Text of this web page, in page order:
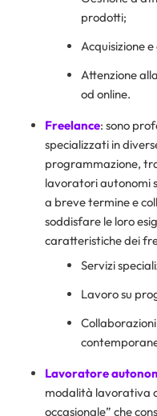
prodotti;
Acquisizione
Attenzione
od online.
Freelance: sono
specializzati in
programmazione,
lavoratori autonomi
a breve termine e
soddisfare le loro
caratteristiche dei
Servizi
Lavoro su
Lavoratore
modalità lavorativa
occasionale” che